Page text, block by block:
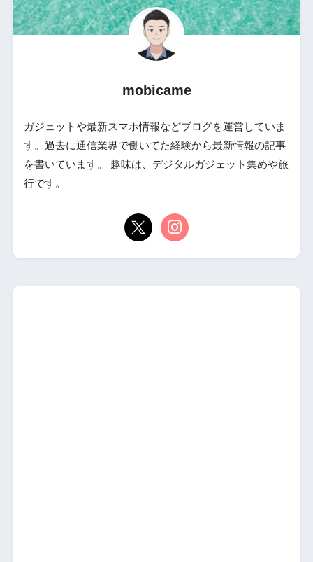
mobicame
ガジェットや最新スマホ情報などブログを運営していま
す。過去に通信業界で働いてた経験から最新情報の記事
を書いています。 趣味は、デジタルガジェット集めや旅
行です。